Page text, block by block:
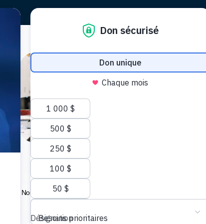
Restez en contact. Recevez nos dernières
nouvelles dans votre boîte de courriel !
Nous vous enverrons des mises à jour concernant
internationale qui transforment les soins aux